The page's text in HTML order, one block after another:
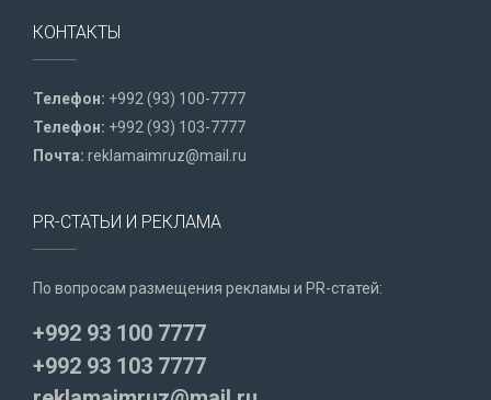
КОНТАКТЫ
Телефон: +992 (93) 100-7777
Телефон: +992 (93) 103-7777
Почта: reklamaimruz@mail.ru
PR-СТАТЬИ И РЕКЛАМА
По вопросам размещения рекламы и PR-статей:
+992 93 100 7777
+992 93 103 7777